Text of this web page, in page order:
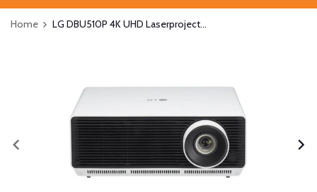
Home LG DBU510P 4K UHD Laserproject...